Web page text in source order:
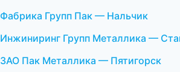
Фабрика Групп Пак — Нальчик
Инжиниринг Групп Металлика —
ЗАО Пак Металлика — Пятигорск